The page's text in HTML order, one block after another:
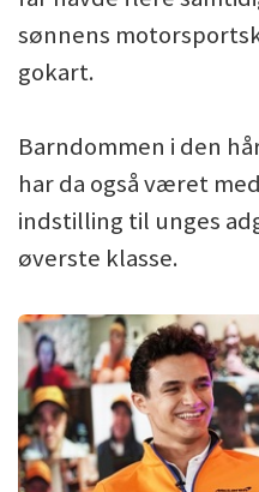
sønnens
gokart.
Barndommen i den
har da også været
indstilling til unges
øverste klasse.